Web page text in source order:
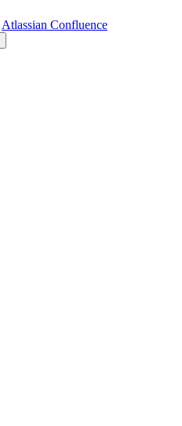
Atlassian Confluence